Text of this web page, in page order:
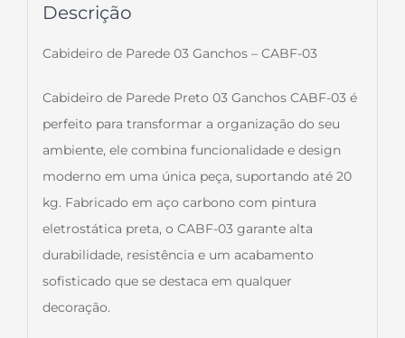
Descrição
Cabideiro de Parede 03 Ganchos – CABF-03
Cabideiro de Parede Preto 03 Ganchos CABF-03 é
perfeito para transformar a organização do seu
ambiente, ele combina funcionalidade e design
moderno em uma única peça, suportando até 20
kg. Fabricado em aço carbono com pintura
eletrostática preta, o CABF-03 garante alta
durabilidade, resistência e um acabamento
sofisticado que se destaca em qualquer
decoração.